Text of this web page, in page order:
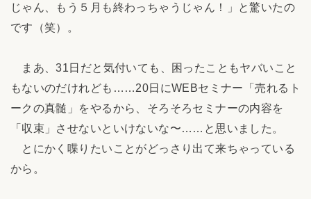
じゃん、もう５月も終わっちゃうじゃん！」と驚いたの
です（笑）。
まあ、31日だと気付いても、困ったこともヤバいこと
もないのだけれども……20日にWEBセミナー「売れるト
ークの真髄」をやるから、そろそろセミナーの内容を
「収束」させないといけないな〜……と思いました。
とにかく喋りたいことがどっさり出て来ちゃっている
から。